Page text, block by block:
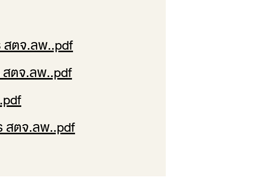
สตจ.ลพ..pdf
สตจ.ลพ..pdf
สตจ.ลพ..pdf